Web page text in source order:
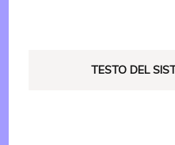
TESTO DEL